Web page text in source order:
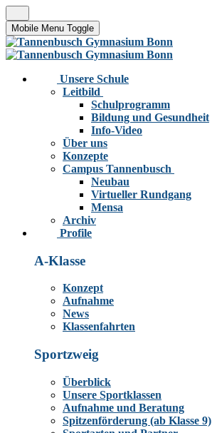
Mobile Menu Toggle
Unsere Schule
Leitbild
Schulprogramm
Bildung und Gesundheit
Info-Video
Über uns
Konzepte
Campus Tannenbusch
Neubau
Virtueller Rundgang
Mensa
Archiv
Profile
A-Klasse
Konzept
Aufnahme
News
Klassenfahrten
Sportzweig
Überblick
Unsere Sportklassen
Aufnahme und Beratung
Spitzenförderung (ab Klasse 9)